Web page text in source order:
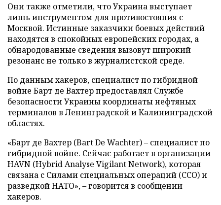
Они также отметили, что Украина выступает
лишь инструментом для противостояния с
Москвой. Истинные заказчики боевых действий
находятся в спокойных европейских городах, а
обнародованные сведения вызовут широкий
резонанс не только в журналистской среде.
По данным хакеров, специалист по гибридной
войне Барт де Вахтер предоставлял Службе
безопасности Украины координаты нефтяных
терминалов в Ленинградской и Калининградской
областях.
«Барт де Вахтер (Bart De Wachter) – специалист по
гибридной войне. Сейчас работает в организации
HAVN (Hybrid Analyse Vigilant Network), которая
связана с Силами специальных операций (ССО) и
разведкой НАТО», – говорится в сообщении
хакеров.